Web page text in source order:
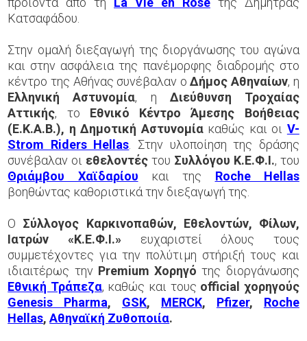
Κατσαφάδου.
Στην ομαλή διεξαγωγή της διοργάνωσης του αγώνα
και στην ασφάλεια της πανέμορφης διαδρομής στο
κέντρο της Αθήνας συνέβαλαν οΔήμος Αθηναίων, η
Ελληνική Αστυνομία, η Διεύθυνση Τροχαίας
Αττικής, το Εθνικό Κέντρο Άμεσης Βοήθειας
(Ε.Κ.Α.Β.), η Δημοτική Αστυνομία καθώς και οι V-
Strom Riders Hellas . Στην υλοποίηση της δράσης
συνέβαλαν οι εθελοντές του Συλλόγου Κ.Ε.Φ.Ι., του
Θριάμβου Χαϊδαρίου και της Roche Hellas
βοηθώντας καθοριστικά την διεξαγωγή της.
Ο Σύλλογος Καρκινοπαθών, Εθελοντών, Φίλων,
Ιατρών «Κ.Ε.Φ.Ι.»ευχαριστεί όλους τους
συμμετέχοντες για την πολύτιμη στήριξή τους και
ιδιαιτέρως την Premium Χορηγό της διοργάνωσης
Εθνική Τράπεζα, καθώς και τους official χορηγούς
Genesis Pharma, GSK, MERCK, Pfizer, Roche
Hellas,Αθηναϊκή Ζυθοποιία.